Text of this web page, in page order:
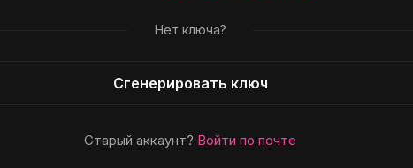
Нет ключа?
Сгенерировать ключ
Старый аккаунт? Войти по почте